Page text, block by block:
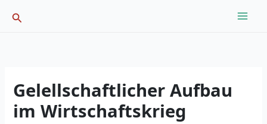
Search
Gelellschaftlicher Aufbau
im Wirtschaftskrieg